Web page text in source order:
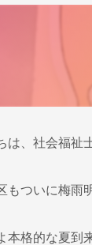
は、社会福祉
もついに梅雨
本格的な夏到